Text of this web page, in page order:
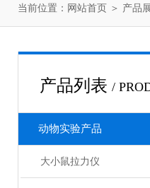
当前位置： 网站首页 ＞ 产品
产品列表 /
动物实验产品
大小鼠拉力仪